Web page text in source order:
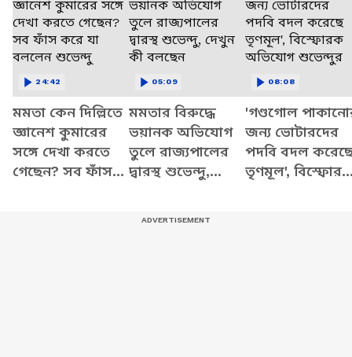
মমতা কেন দিল্লিতে
জ্ঞানেশ কুমারের
সঙ্গে দেখা করতে
গেছেন? সব ফাঁস
24:42
মমতার বিরুদ্ধে
ভয়ানক অভিযোগ
তুলে রাজ্যপালের
দ্বারস্থ শুভেন্দু,
05:09
'গণ্ডগোল
জন্য ভোটারদের
পদবি বদল
তৃণমূল',
08:08